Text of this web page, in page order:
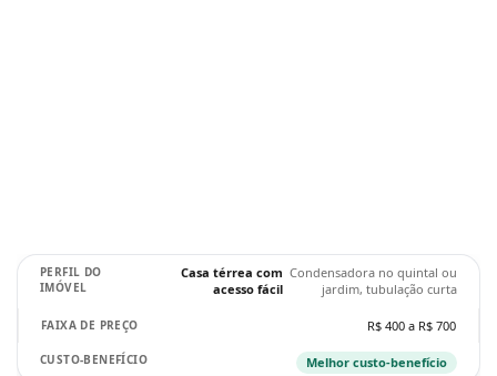
Casa térrea com
acesso fácil
Condensadora no quintal ou
jardim, tubulação curta
R$ 400 a R$ 700
Melhor custo-benefício